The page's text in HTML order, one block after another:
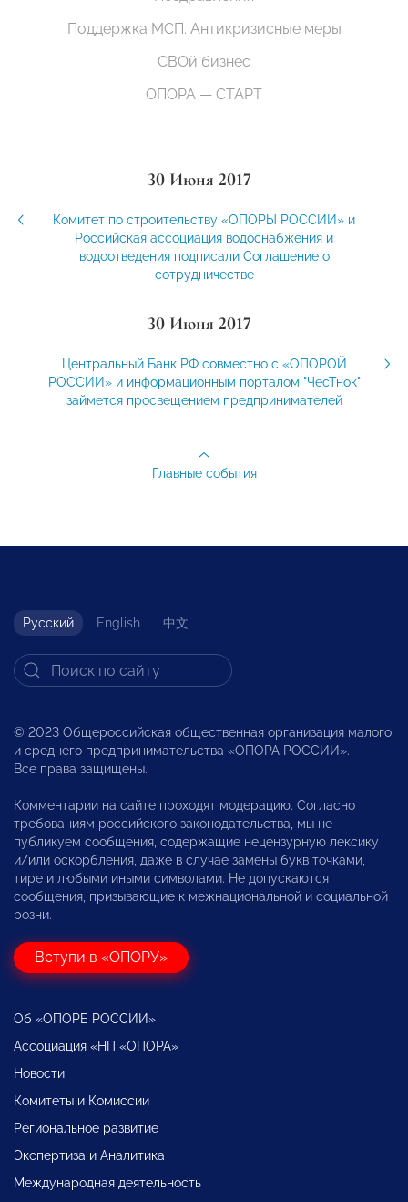
Поддержка МСП. Антикризисные меры
СВОй бизнес
ОПОРА — СТАРТ
30 Июня 2017
Комитет по строительству «ОПОРЫ РОССИИ» и
Российская ассоциация водоснабжения и
водоотведения подписали Соглашение о
сотрудничестве
30 Июня 2017
Центральный Банк РФ совместно с «ОПОРОЙ
РОССИИ» и информационным порталом "ЧесТнок"
займется просвещением предпринимателей
Главные события
Русский English 中文
© 2023 Общероссийская общественная организация малого
и среднего предпринимательства «ОПОРА РОССИИ».
Все права защищены.
Комментарии на сайте проходят модерацию. Согласно
требованиям российского законодательства, мы не
публикуем сообщения, содержащие нецензурную лексику
и/или оскорбления, даже в случае замены букв точками,
тире и любыми иными символами. Не допускаются
сообщения, призывающие к межнациональной и социальной
розни.
Вступи в «ОПОРУ»
Об «ОПОРЕ РОССИИ»
Ассоциация «НП «ОПОРА»
Новости
Комитеты и Комиссии
Региональное развитие
Экспертиза и Аналитика
Международная деятельность